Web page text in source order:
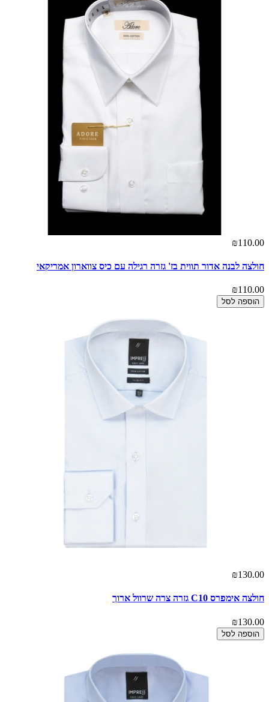
₪110.00
חולצה לבנה אדור תווית בז' גזרה רגילה עם כיס צווארון אמריקאי
₪110.00
הוספה לסל
₪130.00
חולצה אימפרס C10 גזרה צרה שרוול ארוך
₪130.00
הוספה לסל